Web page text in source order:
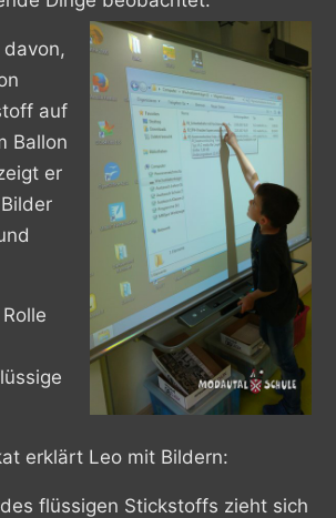
auf
Ballon
er
erklärt Leo mit Bildern:
flüssigen Stickstoffs zieht sich